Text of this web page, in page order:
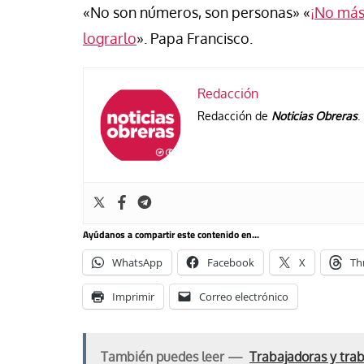
«No son números, son personas» «¡No
lograrlo». Papa Francisco.
Redacción
Redacción de Noticias Obreras.
Ayúdanos a compartir este contenido en...
WhatsApp Facebook X
Imprimir Correo electrónico
También puedes leer — Trabajadoras y
Luis Palacios Paco (Quisco)